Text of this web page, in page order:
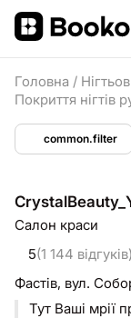
Головна /
Покриття нігтів
common.filter
Салон краси
5(1 144 відгуків)
Фастів, вул.
Тут Ваші мрії